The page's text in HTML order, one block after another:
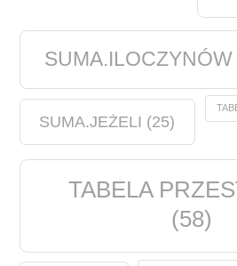
SUMA.ILOCZYNÓW
SUMA.JEŻELI (25)
TABELA
(58)